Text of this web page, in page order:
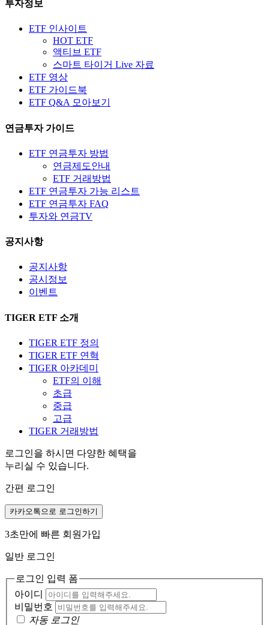
투자정보
ETF 인사이트
HOT ETF
액티브 ETF
스마트 타이거 Live 자료
ETF 영상
ETF 가이드북
ETF Q&A 모아보기
연금투자 가이드
ETF 연금투자 방법
연금제도안내
ETF 거래방법
ETF 연금투자 가능 리스트
ETF 연금투자 FAQ
투자와 연금TV
공지사항
공지사항
공시정보
이벤트
TIGER ETF 소개
TIGER ETF 정의
TIGER ETF 연혁
TIGER 아카데미
ETF의 이해
초급
중급
고급
TIGER 거래방법
로그인을 하시면 다양한 혜택을
누리실 수 있습니다.
간편 로그인
카카오톡으로 로그인하기
3초만에 빠른 회원가입
일반 로그인
로그인 입력 폼
아이디
비밀번호
자동 로그인